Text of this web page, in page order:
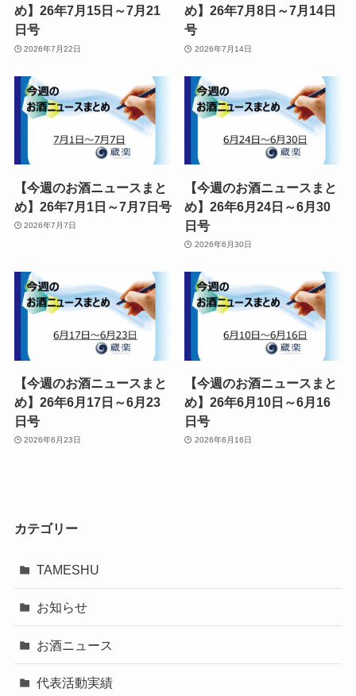
め】26年7月15日～7月21
日号
2026年7月22日
め】26年7月8日～7月14日
号
2026年7月14日
【今週のお酒ニュースまと
め】26年7月1日～7月7日号
2026年7月7日
【今週のお酒ニュースまと
め】26年6月24日～6月30
日号
2026年6月30日
【今週のお酒ニュースまと
め】26年6月17日～6月23
日号
2026年6月23日
【今週のお酒ニュースまと
め】26年6月10日～6月16
日号
2026年6月16日
カテゴリー
TAMESHU
お知らせ
お酒ニュース
代表活動実績